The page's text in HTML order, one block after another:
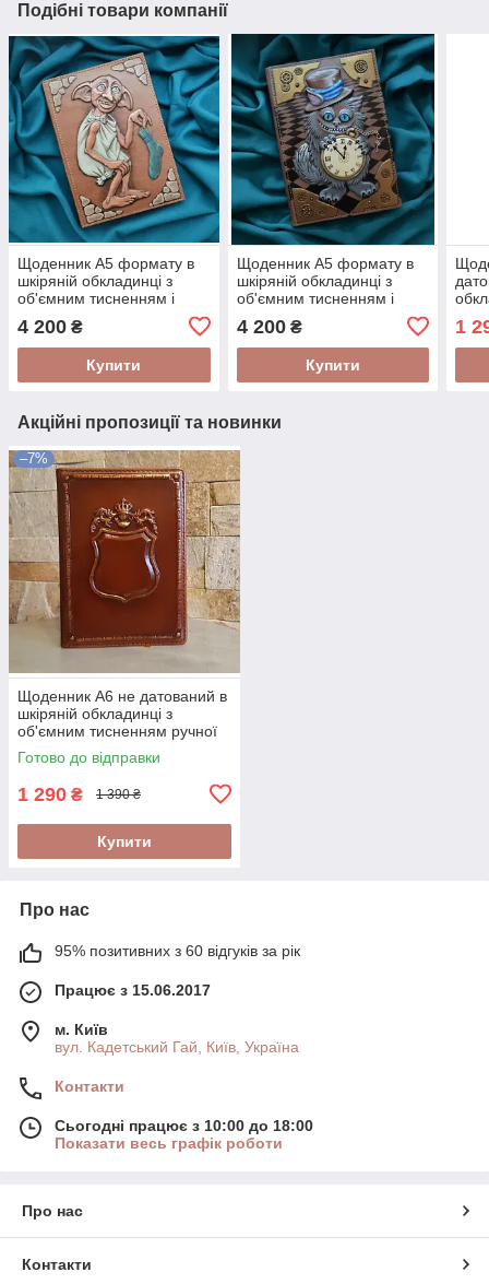
Подібні товари компанії
Щоденник А5 формату в
шкіряній обкладинці з
об'ємним тисненням і
розписом ручної роботи
"Доббі"
4 200 ₴
Купити
Щоденник А5 формату в
шкіряній обкладинці з
об'ємним тисненням і
розписом ручної роботи
"Чеширський кіт"
4 200₴
Купити
1
Акційні пропозиції та новинки
–7%
Щоденник А6 не датований в
шкіряній обкладинці з
об'ємним тисненням ручної
роботи "Герольд"
Готово до відправки
1 290 ₴ 1 390 ₴
Купити
Про нас
95% позитивних з 60 відгуків за рік
Працює з 15.06.2017
м. Київ
вул. Кадетський Гай, Київ, Україна
Контакти
Сьогодні працює з 10:00 до 18:00
Показати весь графік роботи
Про нас
Контакти